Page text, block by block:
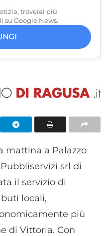
troverai più
Google News.
mattina a Palazzo
srl di
il servizio di
locali,
più
di Vittoria. Con